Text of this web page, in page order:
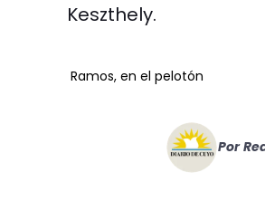
Keszthely.
Ramos, en el pelotón
Por